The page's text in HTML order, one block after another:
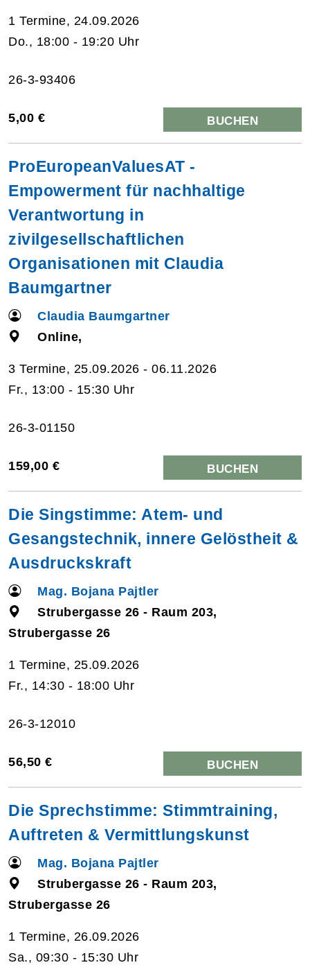
1 Termine, 24.09.2026
Do., 18:00 - 19:20 Uhr
26-3-93406
5,00 € BUCHEN
ProEuropeanValuesAT -
Empowerment für nachhaltige
Verantwortung in
zivilgesellschaftlichen
Organisationen mit Claudia
Baumgartner
Claudia Baumgartner
Online,
3 Termine, 25.09.2026 - 06.11.2026
Fr., 13:00 - 15:30 Uhr
26-3-01150
159,00 € BUCHEN
Die Singstimme: Atem- und
Gesangstechnik, innere Gelöstheit &
Ausdruckskraft
Mag. Bojana Pajtler
Strubergasse 26 - Raum 203,
Strubergasse 26
1 Termine, 25.09.2026
Fr., 14:30 - 18:00 Uhr
26-3-12010
56,50 € BUCHEN
Die Sprechstimme: Stimmtraining,
Auftreten & Vermittlungskunst
Mag. Bojana Pajtler
Strubergasse 26 - Raum 203,
Strubergasse 26
1 Termine, 26.09.2026
Sa., 09:30 - 15:30 Uhr